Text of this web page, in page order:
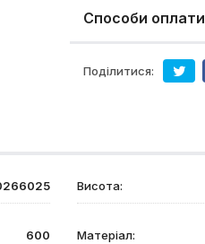
Способи оплати
Поділитися:
Висота:
600 Матеріал: